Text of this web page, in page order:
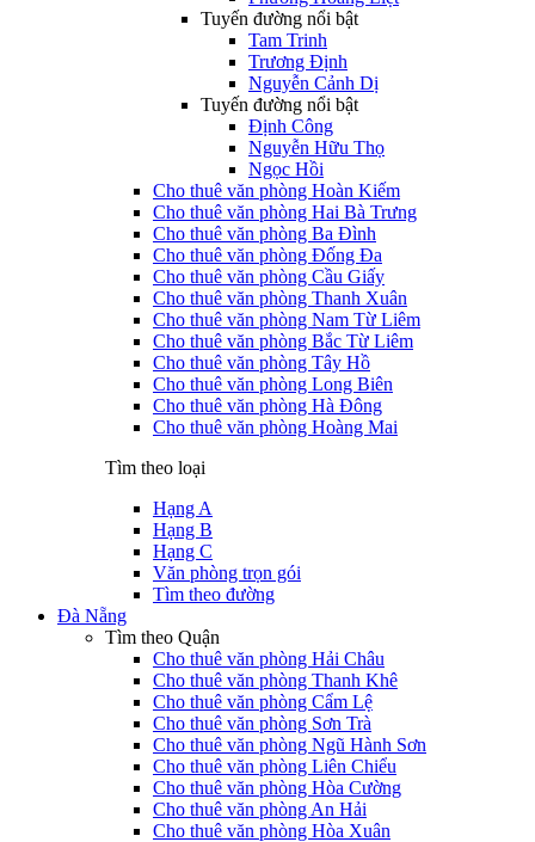
Tuyến đường nổi bật
Tam Trinh
Trương Định
Nguyễn Cảnh Dị
Tuyến đường nổi bật
Định Công
Nguyễn Hữu Thọ
Ngọc Hồi
Cho thuê văn phòng Hoàn Kiếm
Cho thuê văn phòng Hai Bà Trưng
Cho thuê văn phòng Ba Đình
Cho thuê văn phòng Đống Đa
Cho thuê văn phòng Cầu Giấy
Cho thuê văn phòng Thanh Xuân
Cho thuê văn phòng Nam Từ Liêm
Cho thuê văn phòng Bắc Từ Liêm
Cho thuê văn phòng Tây Hồ
Cho thuê văn phòng Long Biên
Cho thuê văn phòng Hà Đông
Cho thuê văn phòng Hoàng Mai
Tìm theo loại
Hạng A
Hạng B
Hạng C
Văn phòng trọn gói
Tìm theo đường
Đà Nẵng
Tìm theo Quận
Cho thuê văn phòng Hải Châu
Cho thuê văn phòng Thanh Khê
Cho thuê văn phòng Cẩm Lệ
Cho thuê văn phòng Sơn Trà
Cho thuê văn phòng Ngũ Hành Sơn
Cho thuê văn phòng Liên Chiểu
Cho thuê văn phòng Hòa Cường
Cho thuê văn phòng An Hải
Cho thuê văn phòng Hòa Xuân